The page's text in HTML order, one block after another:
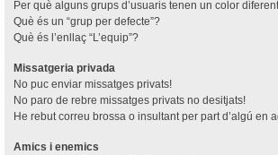
Per què alguns grups d’usuaris tenen un color
Què és un “grup per defecte”?
Què és l’enllaç “L’equip”?
Missatgeria privada
No puc enviar missatges privats!
No paro de rebre missatges privats no desitjats!
He rebut correu brossa o insultant per part d’algú en
Amics i enemics